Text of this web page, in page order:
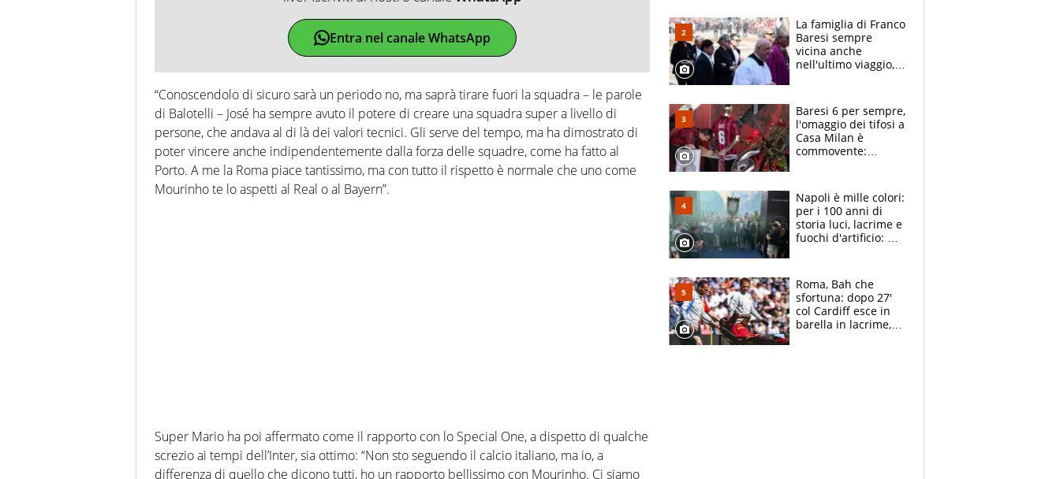
Entra nel canale WhatsApp
“Conoscendolo di sicuro sarà un periodo no, ma saprà tirare fuori la squadra – le parole
di Balotelli – José ha sempre avuto il potere di creare una squadra super a livello di
persone, che andava al di là dei valori tecnici. Gli serve del tempo, ma ha dimostrato di
poter vincere anche indipendentemente dalla forza delle squadre, come ha fatto al
Porto. A me la Roma piace tantissimo, ma con tutto il rispetto è normale che uno come
Mourinho te lo aspetti al Real o al Bayern”.
Super Mario ha poi affermato come il rapporto con lo Special One, a dispetto di qualche
screzio ai tempi dell’Inter, sia ottimo: “Non sto seguendo il calcio italiano, ma io, a
differenza di quello che dicono tutti, ho un rapporto bellissimo con Mourinho. Ci siamo
La famiglia di Franco
Baresi sempre
vicina anche
nell'ultimo viaggio,
circondati
dall'affetto dei tifosi
Baresi 6 per sempre,
l'omaggio dei tifosi a
Casa Milan è
commovente:
bigliettini
Napoli è mille colori:
per i 100 anni di
storia luci, lacrime e
fuochi d'artificio: De
Roma, Bah che
sfortuna: dopo 27'
col Cardiff esce in
barella in lacrime,